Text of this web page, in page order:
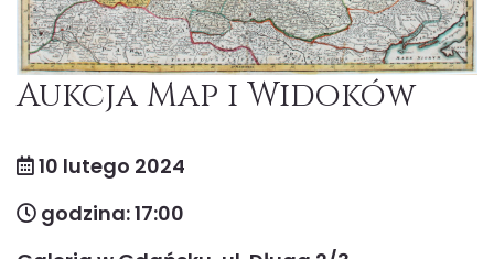
Aukcja Map i Widoków
10 lutego 2024
godzina: 17:00